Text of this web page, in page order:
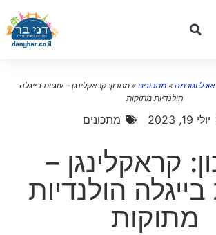
וגורמה»מתכונים»מתכון: קראקלינגן – עוגיות בייגלה
הולנדיות מתוקות
מתכונים
קראקלינגן –
בייגלה הולנדיות
מתוקות